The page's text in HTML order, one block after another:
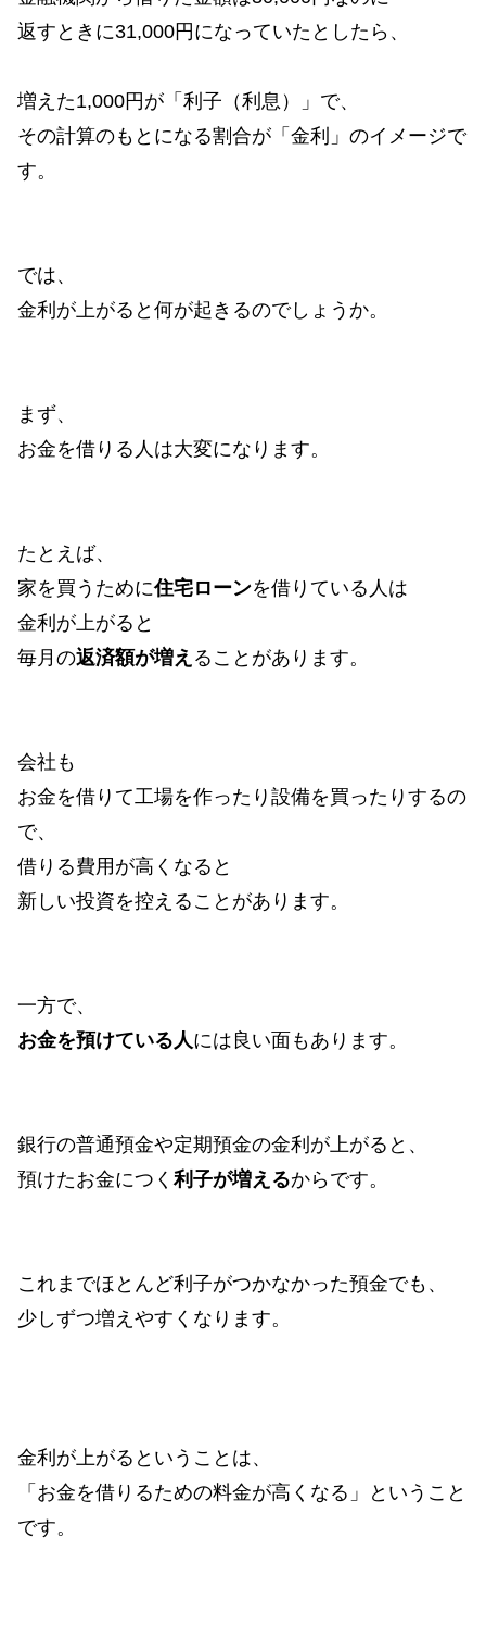
返すときに31,000円になっていたとしたら、
増えた1,000円が「利子（利息）」で、
その計算のもとになる割合が「金利」のイメージで
す。
では、
金利が上がると何が起きるのでしょうか。
まず、
お金を借りる人は大変になります。
たとえば、
家を買うために住宅ローンを借りている人は
金利が上がると
毎月の返済額が増え ることがあります。
会社も
お金を借りて工場を作ったり設備を買ったりするの
で、
借りる費用が高くなると
新しい投資を控えることがあります。
一方で、
お金を預けている人には良い面もあります。
銀行の普通預金や定期預金の金利が上がると、
預けたお金につく利子が増えるからです。
これまでほとんど利子がつかなかった預金でも、
少しずつ増えやすくなります。
金利が上がるということは、
「お金を借りるための料金が高くなる」ということ
です。